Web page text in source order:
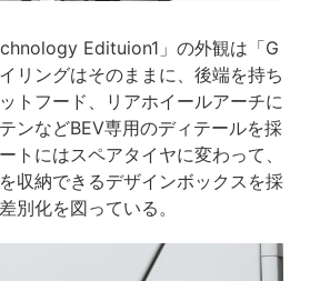
Edituion1」の外観は「G
リングはそのままに、後端を持ち
トフード、リアホイールアーチに
ンなどBEV専用のディテールを採
トにはスペアタイヤに変わって、
収納できるデザインボックスを採
別化を図っている。